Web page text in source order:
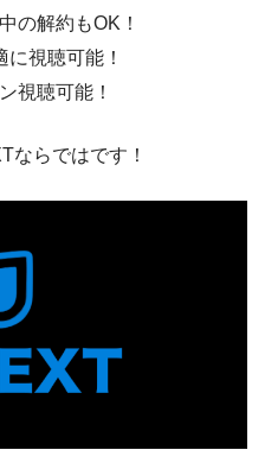
の解約もOK！
に視聴可能！
視聴可能！
ならではです！